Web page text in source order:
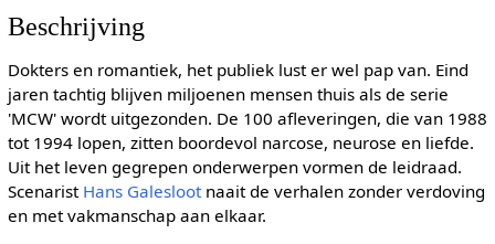
Beschrijving
Dokters en romantiek, het publiek lust er wel pap van. Eind
jaren tachtig blijven miljoenen mensen thuis als de serie
'MCW' wordt uitgezonden. De 100 afleveringen, die van 1988
tot 1994 lopen, zitten boordevol narcose, neurose en liefde.
Uit het leven gegrepen onderwerpen vormen de leidraad.
Scenarist Hans Galeslootnaait de verhalen zonder verdoving
en met vakmanschap aan elkaar.